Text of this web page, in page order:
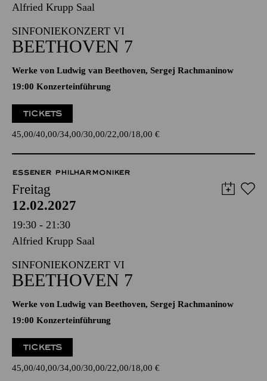
11.02.2027
19:30 - 21:30
Alfried Krupp Saal
SINFONIEKONZERT VI
BEETHOVEN 7
Werke von Ludwig van Beethoven, Sergej Rachmaninow
19:00 Konzerteinführung
45,00 40,00 34,00 30,00 22,00
ESSENER PHILHARMONIKER
Freitag
12.02.2027
19:30 - 21:30
Alfried Krupp Saal
SINFONIEKONZERT VI
BEETHOVEN 7
Werke von Ludwig van Beethoven, Sergej Rachmaninow
19:00 Konzerteinführung